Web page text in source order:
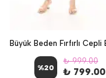
%20
₺ 999.00
₺ 799.00